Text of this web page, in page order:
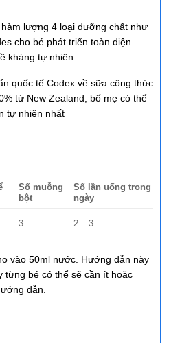
lượng 4 loại dưỡng chất như
cho bé phát triển toàn diện
kháng tự nhiên
quốc tế Codex về sữa công thức
từ New Zealand, bố mẹ có thể
tự nhiên nhất
Số muỗng
bột
Số lần uống trong
ngày
3 2 – 3
vào 50ml nước. Hướng dẫn này
từng bé có thể sẽ cần ít hoặc
dẫn.